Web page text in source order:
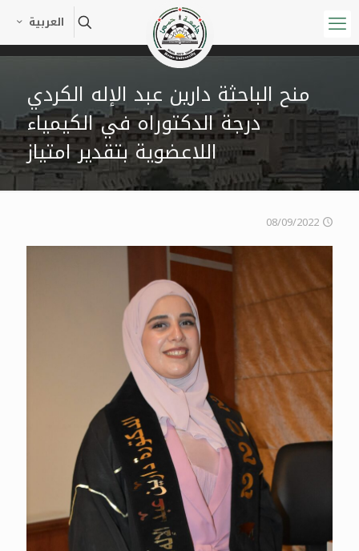
العربية
منح الباحثة دارين عبد الإله الكردي
درجة الدكتوراه في الكيمياء
اللاعضوية بتقدير امتياز
08/09/2022